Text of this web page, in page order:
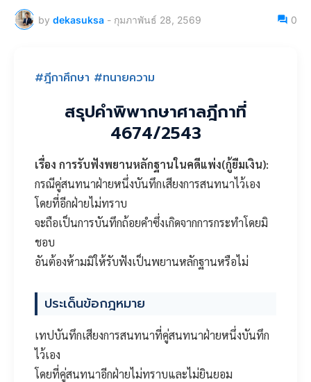
by dekasuksa - กุมภาพันธ์ 28, 2569 0
#ฎีกาศึกษา #ทนายความ
สรุปคำพิพากษาศาลฎีกาที่
4674/2543
เรื่อง การรับฟังพยานหลักฐานในคดีแพ่ง(กู้ยืมเงิน):
กรณีคู่สนทนาฝ่ายหนึ่งบันทึกเสียงการสนทนาไว้เอง
โดยที่อีกฝ่ายไม่ทราบ
จะถือเป็นการบันทึกถ้อยคำซึ่งเกิดจากการกระทำโดยมิ
ชอบ
อันต้องห้ามมิให้รับฟังเป็นพยานหลักฐานหรือไม่
ประเด็นข้อกฎหมาย
เทปบันทึกเสียงการสนทนาที่คู่สนทนาฝ่ายหนึ่งบันทึก
ไว้เอง
โดยที่คู่สนทนาอีกฝ่ายไม่ทราบและไม่ยินยอม